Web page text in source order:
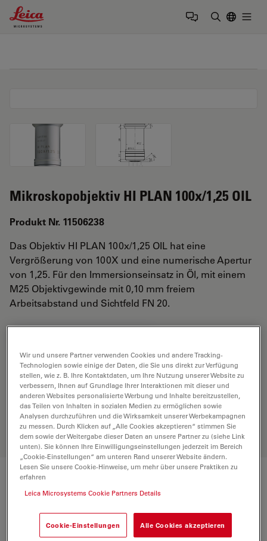
Leica Microsystems Logo
Mikroskopobjektiv HI PLAN 100x/1,25 OIL
Produkt Nr. 11506238
Das Objektiv HI PLAN 100x/1,25 OIL hat eine
Vergrößerung von 100X und eine numerische Apertur
von 1,25. Für den Immersionseinsatz in Öl, mit einem
M25 Objektivgewinde mit 0,10 mm freiem
Arbeitsabstand und Sichtfeld FN 20.
Entdecken Sie die perfekte Lösung.
Erkunden Sie unserenObjective
Finder, vergleichen Sie Alternativen
und finden Sie die beste Lösung für
Ihre Anforderungen.
Produktnummer 11506238
Wir und unsere Partner verwenden Cookies und andere Tracking-
Technologien sowie einige der Daten, die Sie uns direkt zur Verfügung
stellen, wie z. B. Ihre Kontaktdaten, um Ihre Nutzung unserer Website zu
verbessern, Ihnen auf Grundlage Ihrer Interaktionen mit dieser und
anderen Websites personalisierte Werbung und Inhalte bereitzustellen,
das Teilen von Inhalten in sozialen Medien zu ermöglichen sowie
Analysen durchzuführen und die Wirksamkeit unserer Werbekampagnen
zu messen. Durch Klicken auf „Alle Cookies akzeptieren“ stimmen Sie
dem sowie der Weitergabe dieser Daten an unsere Partner zu (siehe Link
unten). Sie können Ihre Einwilligungseinstellungen jederzeit im Bereich
„Cookie-Einstellungen“ am unteren Rand unserer Website ändern.
Lesen Sie unsere Cookie-Hinweise, um mehr über unsere Praktiken zu
erfahren
Leica Microsystems Cookie Partners Details
Cookie-Einstellungen Alle Cookies akzeptieren